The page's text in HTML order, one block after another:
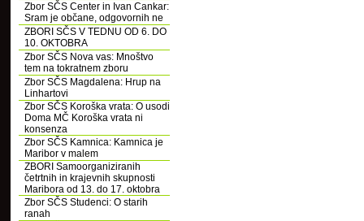
Zbor SČS Center in Ivan Cankar:
Sram je občane, odgovornih ne
ZBORI SČS V TEDNU OD 6. DO
10. OKTOBRA
Zbor SČS Nova vas: Mnoštvo
tem na tokratnem zboru
Zbor SČS Magdalena: Hrup na
Linhartovi
Zbor SČS Koroška vrata: O usodi
Doma MČ Koroška vrata ni
konsenza
Zbor SČS Kamnica: Kamnica je
Maribor v malem
ZBORI Samoorganiziranih
četrtnih in krajevnih skupnosti
Maribora od 13. do 17. oktobra
Zbor SČS Studenci: O starih
ranah